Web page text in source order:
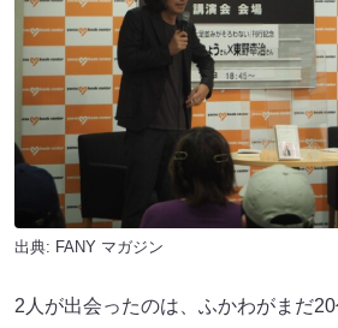
出典: FANY マガジン
2人が出会ったのは、ふかわがまだ